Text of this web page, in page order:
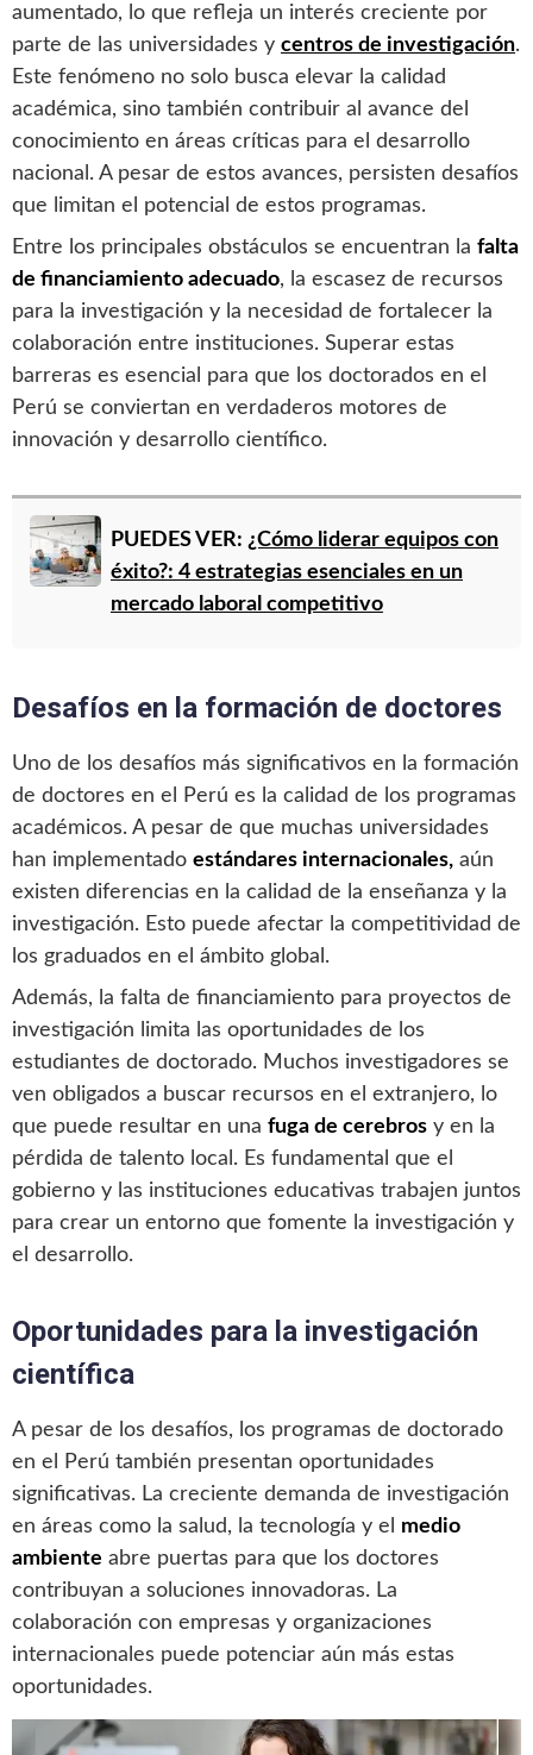
aumentado, lo que refleja un interés creciente por
parte de las universidades y centros de investigación.
Este fenómeno no solo busca elevar la calidad
académica, sino también contribuir al avance del
conocimiento en áreas críticas para el desarrollo
nacional. A pesar de estos avances, persisten desafíos
que limitan el potencial de estos programas.
Entre los principales obstáculos se encuentran la falta
de financiamiento adecuado, la escasez de recursos
para la investigación y la necesidad de fortalecer la
colaboración entre instituciones. Superar estas
barreras es esencial para que los doctorados en el
Perú se conviertan en verdaderos motores de
innovación y desarrollo científico.
PUEDES VER: ¿Cómo liderar equipos con
éxito?: 4 estrategias esenciales en un
mercado laboral competitivo
Desafíos en la formación de doctores
Uno de los desafíos más significativos en la formación
de doctores en el Perú es la calidad de los programas
académicos. A pesar de que muchas universidades
han implementado estándares internacionales, aún
existen diferencias en la calidad de la enseñanza y la
investigación. Esto puede afectar la competitividad de
los graduados en el ámbito global.
Además, la falta de financiamiento para proyectos de
investigación limita las oportunidades de los
estudiantes de doctorado. Muchos investigadores se
ven obligados a buscar recursos en el extranjero, lo
que puede resultar en una fuga de cerebros y en la
pérdida de talento local. Es fundamental que el
gobierno y las instituciones educativas trabajen juntos
para crear un entorno que fomente la investigación y
el desarrollo.
Oportunidades para la investigación
científica
A pesar de los desafíos, los programas de doctorado
en el Perú también presentan oportunidades
significativas. La creciente demanda de investigación
en áreas como la salud, la tecnología y el medio
ambiente abre puertas para que los doctores
contribuyan a soluciones innovadoras. La
colaboración con empresas y organizaciones
internacionales puede potenciar aún más estas
oportunidades.